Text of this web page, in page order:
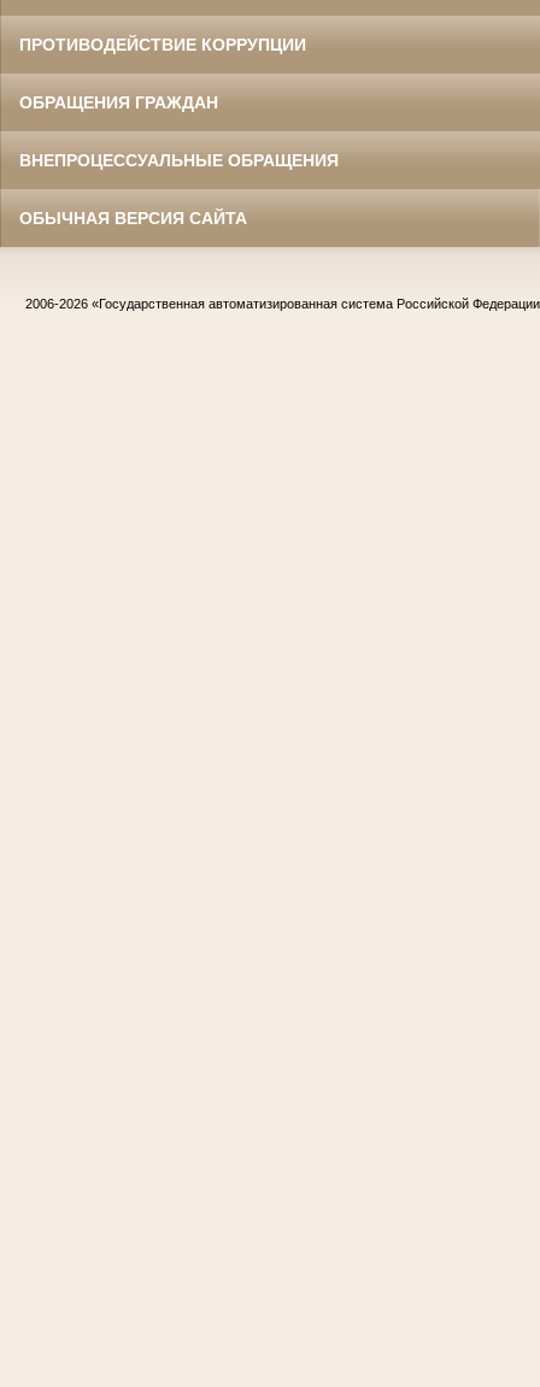
ПРОТИВОДЕЙСТВИЕ КОРРУПЦИИ
ОБРАЩЕНИЯ ГРАЖДАН
ВНЕПРОЦЕССУАЛЬНЫЕ ОБРАЩЕНИЯ
ОБЫЧНАЯ ВЕРСИЯ САЙТА
2006-2026 «Государственная автоматизированная система Российской